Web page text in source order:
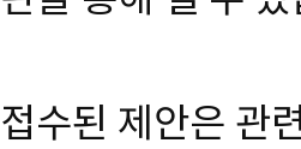
접수된 제안은 관